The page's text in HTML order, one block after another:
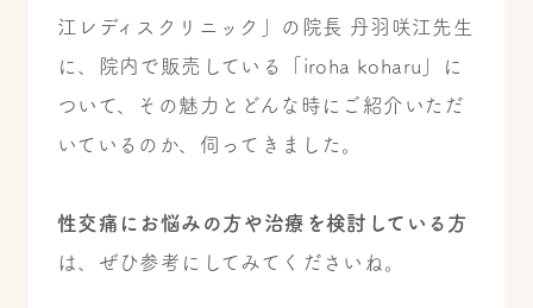
江レディスクリニック」の院長 丹羽咲江先生
に、院内で販売している「iroha koharu」に
ついて、その魅力とどんな時にご紹介いただ
いているのか、伺ってきました。
性交痛にお悩みの方や治療を検討している方
は、ぜひ参考にしてみてくださいね。